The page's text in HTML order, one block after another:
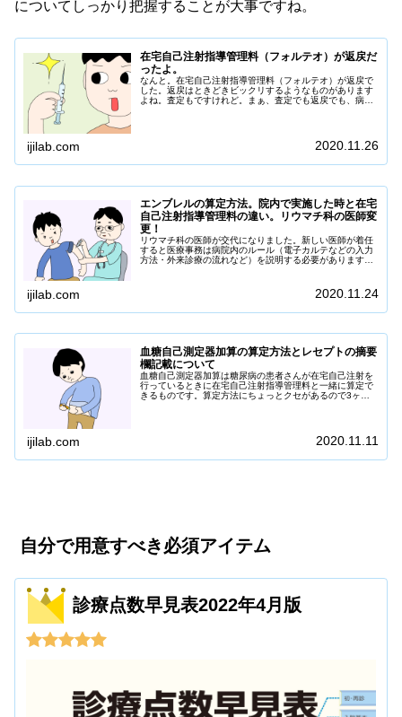
についてしっかり把握することが大事ですね。
在宅自己注射指導管理料（フォルテオ）が返戻だ
ったよ。
なんと。在宅自己注射指導管理料（フォルテオ）が返戻で
した。返戻はときどきビックリするようなものがあります
よね。査定もですけれど。まぁ、査定でも返戻でも、病院
ijilab.com 2020.11.26
エンブレルの算定方法。院内で実施した時と在宅
自己注射指導管理料の違い。リウマチ科の医師変
更！
リウマチ科の医師が交代になりました。新しい医師が着任
すると医療事務は病院内のルール（電子カルテなどの入力
方法・外来診療の流れなど）を説明する必要があります。
修正したりする必要もあります。前任のリウ...
ijilab.com 2020.11.24
血糖自己測定器加算の算定方法とレセプトの摘要
欄記載について
血糖自己測定器加算は糖尿病の患者さんが在宅自己注射を
行っているときに在宅自己注射指導管理料と一緒に算定で
きるものです。算定方法にちょっとクセがあるので3ヶ月
ijilab.com 2020.11.11
自分で用意すべき必須アイテム
診療点数早見表2022年4月版